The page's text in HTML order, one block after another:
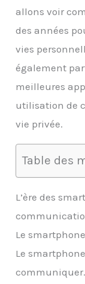
allons voir
des années
vies
également
meilleures
utilisation de
vie privée.
Table des
L’ère des
Le
Le